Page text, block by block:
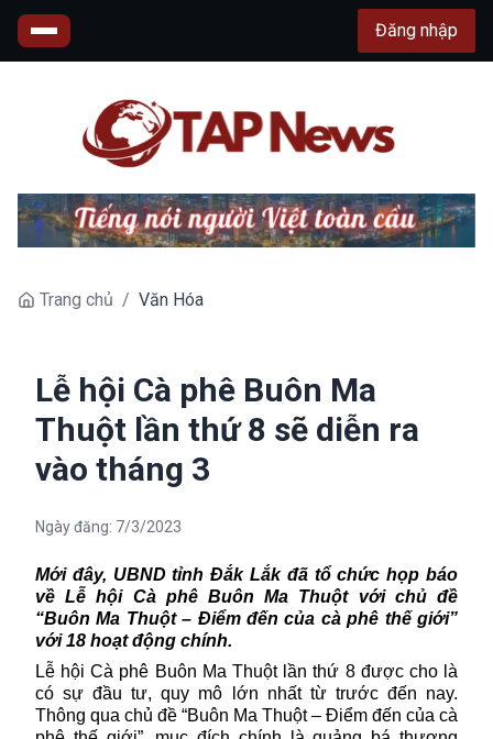
Đăng nhập
Trang chủ / Văn Hóa
Lễ hội Cà phê Buôn Ma
Thuột lần thứ 8 sẽ diễn ra
vào tháng 3
Ngày đăng: 7/3/2023
Mới đây, UBNDtỉnh Đắk Lắkđã tổ chức họp báo
về Lễ hội Cà phê Buôn Ma Thuột với chủ đề
“Buôn Ma Thuột – Điểm đến của cà phê thế giới”
với 18 hoạt động chính.
Lễ hội Cà phê Buôn Ma Thuột lần thứ 8 được cho là
có sự đầu tư, quy mô lớn nhất từ trước đến nay.
Thông qua chủ đề “Buôn Ma Thuột – Điểm đến của cà